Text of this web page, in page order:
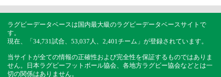
ラグビーデータベースは国内最大級のラグビーデータベースサイトで
す。
現在、「34,731試合、53,037人、2,401チーム」が登録されています。
当サイトが全ての情報の正確性および完全性を保証するものではありま
せん。日本ラグビーフットボール協会、各地方ラグビー協会などとは一
切の関係はありません。